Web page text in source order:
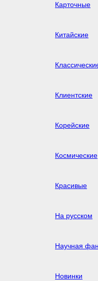
Карточные
Китайские
Клиентские
Корейские
Космические
Красивые
На русском
Научная
Новинки